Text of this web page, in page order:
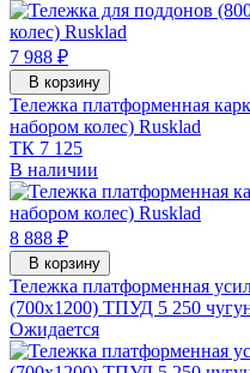
7 988 ₽
В корзину
Тележка платформенная
набором колес) Rusklad
ТК 7 125
В наличии
8 888 ₽
В корзину
Тележка платформенная
(700х1200) ТПУД 5 250
Ожидается